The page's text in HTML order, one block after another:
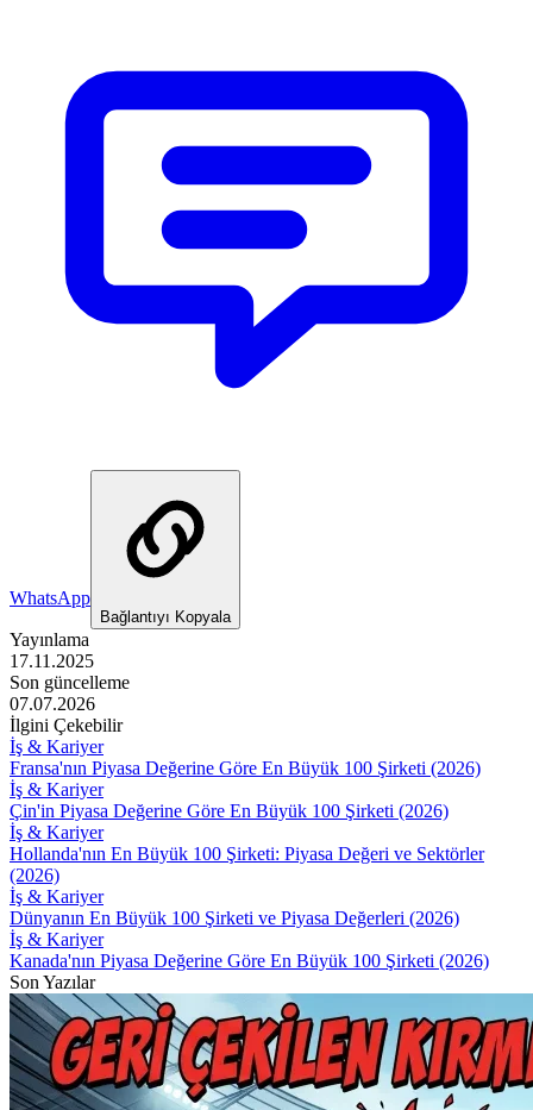
WhatsApp
Bağlantıyı Kopyala
Yayınlama
17.11.2025
Son güncelleme
07.07.2026
İlgini Çekebilir
İş & Kariyer
Fransa'nın Piyasa Değerine Göre En Büyük 100 Şirketi (2026)
İş & Kariyer
Çin'in Piyasa Değerine Göre En Büyük 100 Şirketi (2026)
İş & Kariyer
Hollanda'nın En Büyük 100 Şirketi: Piyasa Değeri ve Sektörler
(2026)
İş & Kariyer
Dünyanın En Büyük 100 Şirketi ve Piyasa Değerleri (2026)
İş & Kariyer
Kanada'nın Piyasa Değerine Göre En Büyük 100 Şirketi (2026)
Son Yazılar